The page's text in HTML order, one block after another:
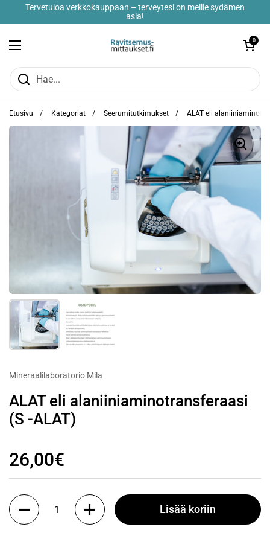
SisältöönTervetuloa verkkokauppaan – terveytesi on meille sydämen
asia!
Avaa valikko
Avaa 0
Etusivu / Kategoriat / Seerumitutkimukset / ALAT eli
Mineraalilaboratorio Mila
ALAT eli alaniiniaminotransferaasi
(S -ALAT)
26,00€
Määrä
Lisää koriin